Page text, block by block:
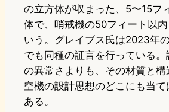
の立方体が収まった、5〜15フ
体で、哨戒機の50フィート以
いう。グレイブス氏は2023年
でも同種の証言を行っている
の異常さよりも、その材質と
空機の設計思想のどこにも当て
ある。